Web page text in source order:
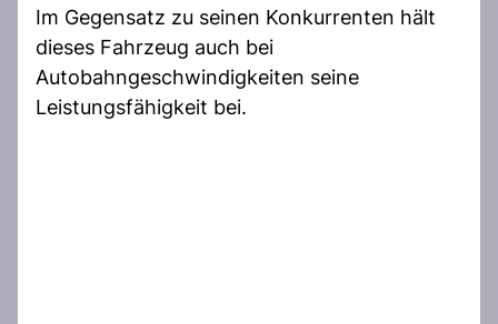
Im Gegensatz zu seinen Konkurrenten hält
dieses Fahrzeug auch bei
Autobahngeschwindigkeiten seine
Leistungsfähigkeit bei.